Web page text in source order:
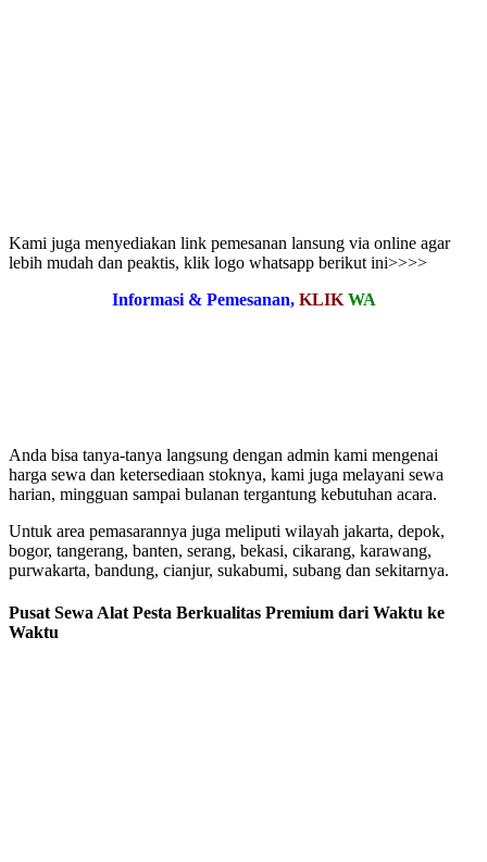
Kami juga menyediakan link pemesanan lansung via online agar
lebih mudah dan peaktis, klik logo whatsapp berikut ini>>>>
Informasi & Pemesanan, KLIK WA
Anda bisa tanya-tanya langsung dengan admin kami mengenai
harga sewa dan ketersediaan stoknya, kami juga melayani sewa
harian, mingguan sampai bulanan tergantung kebutuhan acara.
Untuk area pemasarannya juga meliputi wilayah jakarta, depok,
bogor, tangerang, banten, serang, bekasi, cikarang, karawang,
purwakarta, bandung, cianjur, sukabumi, subang dan sekitarnya.
Pusat Sewa Alat Pesta Berkualitas Premium dari Waktu ke
Waktu